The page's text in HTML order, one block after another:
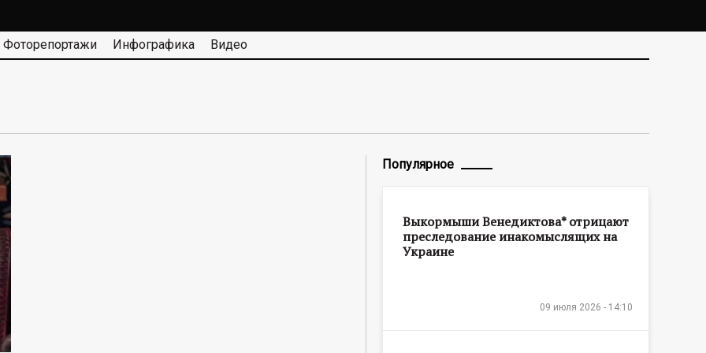
Фоторепортажи Инфографика Видео
Популярное
Выкормыши Венедиктова* отрицают
преследование инакомыслящих на
Украине
09 июля 2026 - 14:10